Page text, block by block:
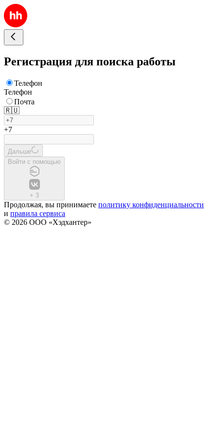
Регистрация для поиска работы
Телефон
Телефон
Почта
🇷🇺
+7
Дальше
Войти с помощью
+ 3
Продолжая, вы принимаете политику конфиденциальности
и правила сервиса
© 2026 ООО «Хэдхантер»